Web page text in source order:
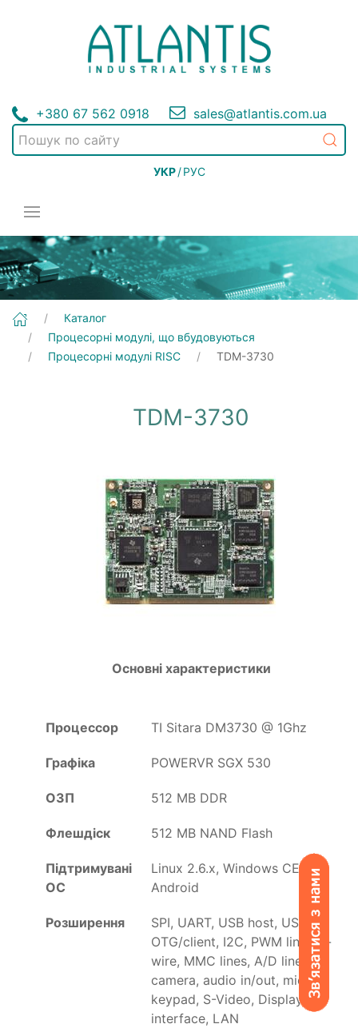
+380 67 562 0918 sales@atlantis.com.ua
УКР / РУС
Каталог
Процесорні модулі, що вбудовуються
Процесорні модулі RISC
TDM-3730
TDM-3730
Основні характеристики
Процессор TI Sitara DM3730 @ 1Ghz
Графіка POWERVR SGX 530
ОЗП 512 MB DDR
Флешдіск 512 MB NAND Flash
Підтримувані
ОС
Linux 2.6.x, Windows CE 6,
Android
Розширення
SPI, UART, USB host, USB
OTG/client, I2C, PWM lines, 1-
wire, MMC lines, A/D lines,
camera, audio in/out, mic
keypad, S-Video, Display
interface, LAN